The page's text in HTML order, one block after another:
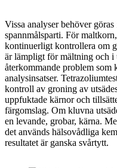
Vissa analyser behöver
spannmålsparti. För
kontinuerligt kontrollera om
är lämpligt för mältning och i
återkommande problem som
analysinsatser.
kontroll av groning av
uppfuktade kärnor och
färgomslag. Om kluvna
en levande, grobar, kärna.
det används hälsovådliga
resultatet är ganska svårtytt.